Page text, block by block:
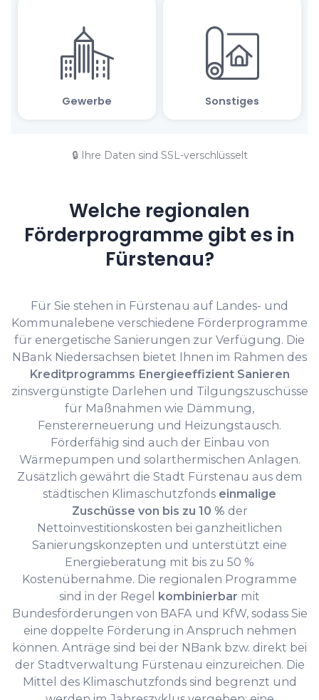
🔒 Ihre Daten sind SSL-verschlüsselt
Welche regionalen
Förderprogramme gibt es in
Fürstenau?
Für Sie stehen in Fürstenau auf Landes- und
Kommunalebene verschiedene Förderprogramme
für energetische Sanierungen zur Verfügung. Die
NBank Niedersachsen bietet Ihnen im Rahmen des
Kreditprogramms Energieeffizient Sanieren
zinsvergünstigte Darlehen und Tilgungszuschüsse
für Maßnahmen wie Dämmung,
Fenstererneuerung und Heizungstausch.
Förderfähig sind auch der Einbau von
Wärmepumpen und solarthermischen Anlagen.
Zusätzlich gewährt die Stadt Fürstenau aus dem
städtischen Klimaschutzfonds einmalige
Zuschüsse von bis zu 10 % der
Nettoinvestitionskosten bei ganzheitlichen
Sanierungskonzepten und unterstützt eine
Energieberatung mit bis zu 50 %
Kostenübernahme. Die regionalen Programme
sind in der Regel kombinierbar mit
Bundesförderungen von BAFA und KfW, sodass Sie
eine doppelte Förderung in Anspruch nehmen
können. Anträge sind bei der NBank bzw. direkt bei
der Stadtverwaltung Fürstenau einzureichen. Die
Mittel des Klimaschutzfonds sind begrenzt und